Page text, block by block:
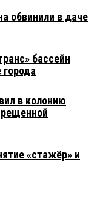
обвинили в даче
бассейн
в колонию
«стажёр» и